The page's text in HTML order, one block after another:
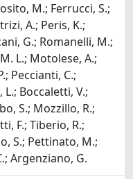
M.; Ferrucci, S.;
A.; Peris, K.;
G.; Romanelli, M.;
L.; Motolese, A.;
Peccianti, C.;
Boccaletti, V.;
S.; Mozzillo, R.;
F.; Tiberio, R.;
S.; Pettinato, M.;
Argenziano, G.